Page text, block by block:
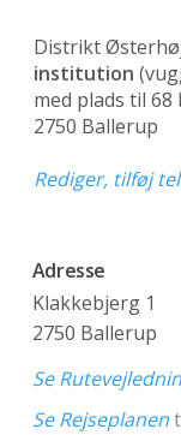
Distrikt
institution
med plads til
2750 Ballerup
Rediger, tilføj
Adresse
Klakkebjerg 1
2750 Ballerup
Se
Se Rejseplanen